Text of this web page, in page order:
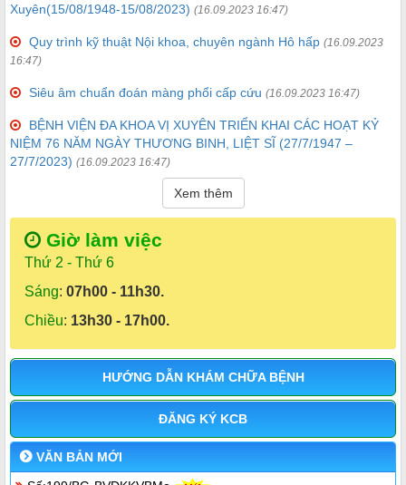
Xuyên(15/08/1948-15/08/2023) (16.09.2023 16:47)
Quy trình kỹ thuật Nội khoa, chuyên ngành Hô hấp (16.09.2023
16:47)
Siêu âm chuẩn đoán màng phổi cấp cứu (16.09.2023 16:47)
BỆNH VIỆN ĐA KHOA VỊ XUYÊN TRIỂN KHAI CÁC HOẠT KỶ
NIỆM 76 NĂM NGÀY THƯƠNG BINH, LIỆT SĨ (27/7/1947 –
27/7/2023) (16.09.2023 16:47)
Xem thêm
Giờ làm việc
Thứ 2 - Thứ 6
Sáng: 07h00 - 11h30.
Chiều: 13h30 - 17h00.
HƯỚNG DẪN KHÁM CHỮA BỆNH
ĐĂNG KÝ KCB
VĂN BẢN MỚI